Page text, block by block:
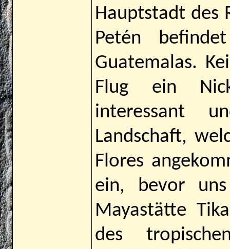
Hauptstadt des
Petén
Guatemalas.
Flug ein
interessant
Landschaft,
Flores
ein, bevor
Mayastätte
des